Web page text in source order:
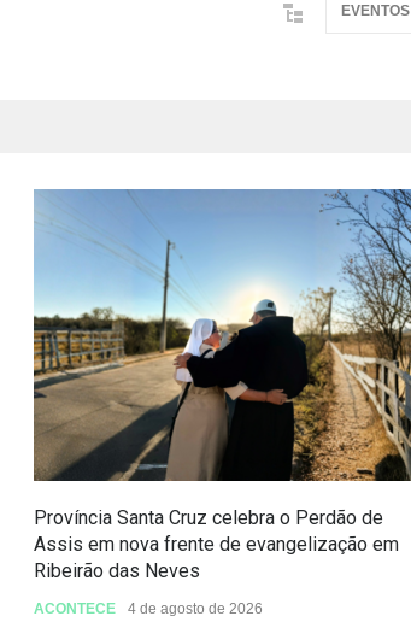
EVENTOS
Província Santa Cruz celebra o Perdão de
Assis em nova frente de evangelização em
Ribeirão das Neves
ACONTECE 4 de agosto de 2026